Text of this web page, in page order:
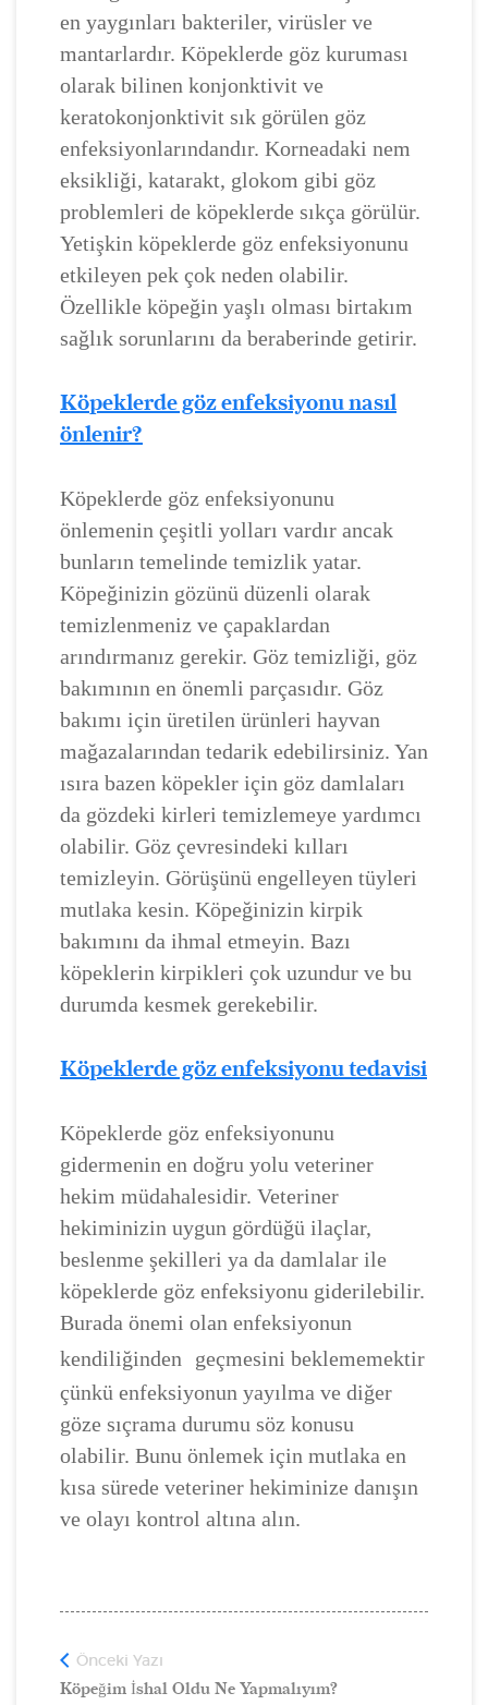
en yaygınları bakteriler, virüsler ve
mantarlardır. Köpeklerde göz kuruması
olarak bilinen konjonktivit ve
keratokonjonktivit sık görülen göz
enfeksiyonlarındandır. Korneadaki nem
eksikliği, katarakt, glokom gibi göz
problemleri de köpeklerde sıkça görülür.
Yetişkin köpeklerde göz enfeksiyonunu
etkileyen pek çok neden olabilir.
Özellikle köpeğin yaşlı olması birtakım
sağlık sorunlarını da beraberinde getirir.
Köpeklerde göz enfeksiyonu nasıl
önlenir?
Köpeklerde göz enfeksiyonunu
önlemenin çeşitli yolları vardır ancak
bunların temelinde temizlik yatar.
Köpeğinizin gözünü düzenli olarak
temizlenmeniz ve çapaklardan
arındırmanız gerekir. Göz temizliği, göz
bakımının en önemli parçasıdır. Göz
bakımı için üretilen ürünleri hayvan
mağazalarından tedarik edebilirsiniz. Yan
ısıra bazen köpekler için göz damlaları
da gözdeki kirleri temizlemeye yardımcı
olabilir. Göz çevresindeki kılları
temizleyin. Görüşünü engelleyen tüyleri
mutlaka kesin. Köpeğinizin kirpik
bakımını da ihmal etmeyin. Bazı
köpeklerin kirpikleri çok uzundur ve bu
durumda kesmek gerekebilir.
Köpeklerde göz enfeksiyonu tedavisi
Köpeklerde göz enfeksiyonunu
gidermenin en doğru yolu veteriner
hekim müdahalesidir. Veteriner
hekiminizin uygun gördüğü ilaçlar,
beslenme şekilleri ya da damlalar ile
köpeklerde göz enfeksiyonu giderilebilir.
Burada önemi olan enfeksiyonun
kendiliğinden
geçmesini beklememektir
çünkü enfeksiyonun yayılma ve diğer
göze sıçrama durumu söz konusu
olabilir. Bunu önlemek için mutlaka en
kısa sürede veteriner hekiminize danışın
ve olayı kontrol altına alın.
Önceki Yazı
Köpeğim İshal Oldu Ne Yapmalıyım?